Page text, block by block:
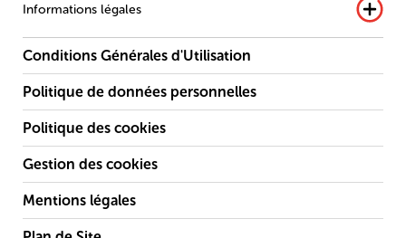
Informations légales
Conditions Générales d'Utilisation
Politique de données personnelles
Politique des cookies
Gestion des cookies
Mentions légales